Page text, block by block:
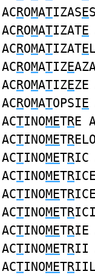
ACROMATIZASE
ACROMATIZATE
ACROMATIZATE
ACROMATIZE
ACROMATIZEZE
ACROMATOPSIE
ACTINOMETRE
ACTINOMETR
ACTINOMETRIC
ACTINOMETR
ACTINOMETR
ACTINOMETR
ACTINOMETRIE
ACTINOMETRII
ACTINOMETR